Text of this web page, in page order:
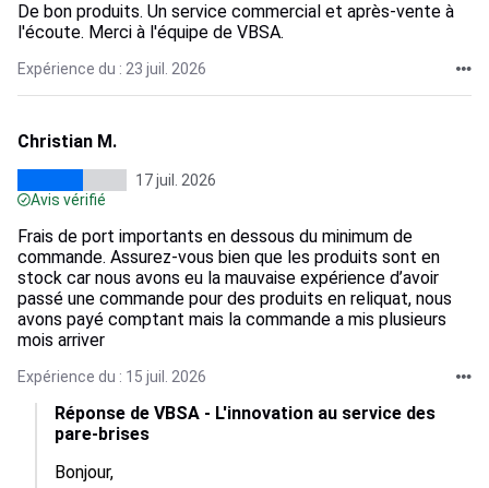
De bon produits. Un service commercial et après-vente à
l'écoute. Merci à l'équipe de VBSA.
Expérience du : 23 juil. 2026
Christian M.
17 juil. 2026
Avis vérifié
Frais de port importants en dessous du minimum de
commande. Assurez-vous bien que les produits sont en
stock car nous avons eu la mauvaise expérience d’avoir
passé une commande pour des produits en reliquat, nous
avons payé comptant mais la commande a mis plusieurs
mois arriver
Expérience du : 15 juil. 2026
Réponse de VBSA - L'innovation au service des
pare-brises
Bonjour,